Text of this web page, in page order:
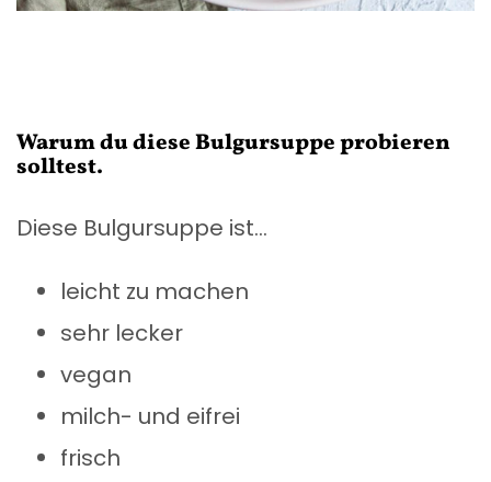
Warum du diese Bulgursuppe probieren
solltest.
Diese Bulgursuppe ist…
leicht zu machen
sehr lecker
vegan
milch- und eifrei
frisch